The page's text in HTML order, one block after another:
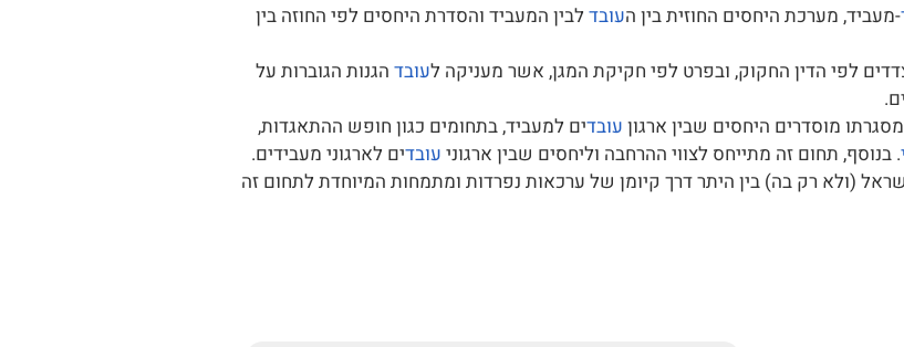
-מעביד, מערכת היחסים החוזית בין העובדלבין המעביד והסדרת היחסים לפי החוזה בין
לפי הדין החקוק, ובפרט לפי חקיקת המגן, אשר מעניקה לעובדהגנות הגוברות על
מוסדרים היחסים שבין ארגון עובדים למעביד, בתחומים כגון חופש ההתאגדות,
. בנוסף, תחום זה מתייחס לצווי ההרחבה וליחסים שבין ארגוני עובדים לארגוני מעבידים.
(ולא רק בה) בין היתר דרך קיומן של ערכאות נפרדות ומתמחות המיוחדת לתחום זה